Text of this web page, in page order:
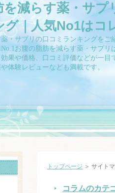
を減らす薬・サプ
グ｜人気No1はコ
・サプリの口コミランキングをご
お腹の脂肪を減らす薬・サプリ
果や価格、口コミ評価などが一目
体験レビューなども満載です。
トップページ ＞ サイト
コラムのカテ